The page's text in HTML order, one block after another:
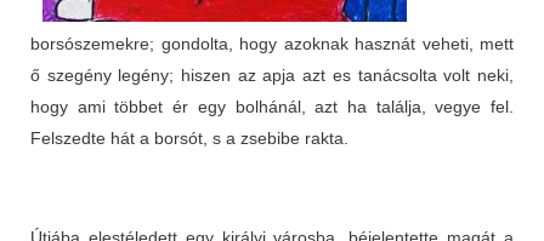
borsószemekre; gondolta, hogy azoknak hasznát veheti, mett
ő szegény legény; hiszen az apja azt es tanácsolta volt neki,
hogy ami többet ér egy bolhánál, azt ha találja, vegye fel.
Felszedte hát a borsót, s a zsebibe rakta.